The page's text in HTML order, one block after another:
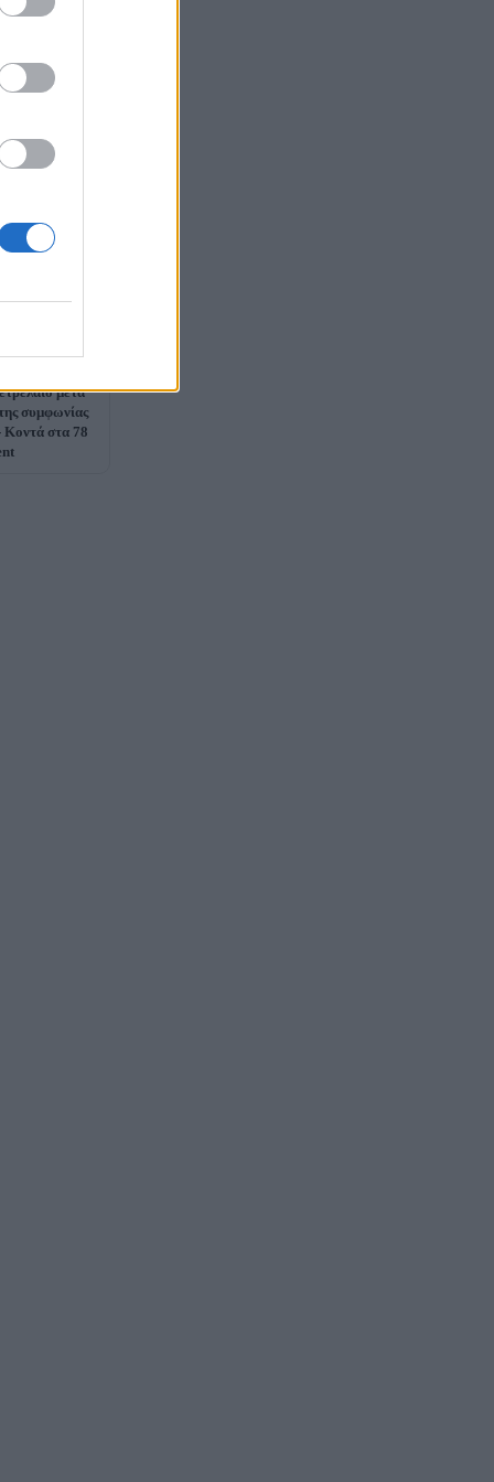
μετά
συμφωνίας
στα 78